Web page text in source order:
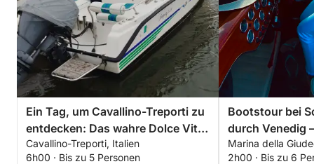
Ein Tag, um Cavallino-Treporti zu
entdecken: Das wahre Dolce Vita
auf einem Motorboot
Cavallino-Treporti, Italien
6h00 · Bis zu 5 Personen
Bootstour bei
durch Venedig
Marina della
2h00 · Bis zu 6